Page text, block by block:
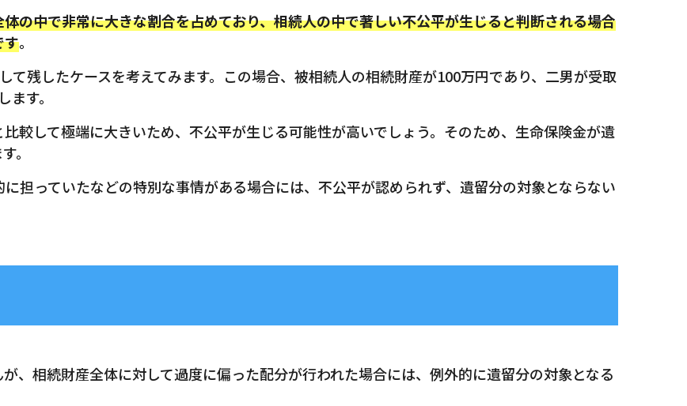
の中で非常に大きな割合を占めており、相続人の中で著しい不公平が生じると判断される場合
す。
て残したケースを考えてみます。この場合、被相続人の相続財産が100万円であり、二男が受取
す。
較して極端に大きいため、不公平が生じる可能性が高いでしょう。そのため、生命保険金が遺
。
担っていたなどの特別な事情がある場合には、不公平が認められず、遺留分の対象とならない
、相続財産全体に対して過度に偏った配分が行われた場合には、例外的に遺留分の対象となる